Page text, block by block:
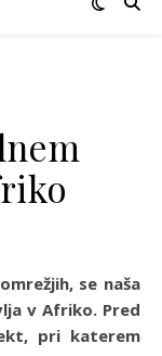
v Afriko. Pred
pri katerem